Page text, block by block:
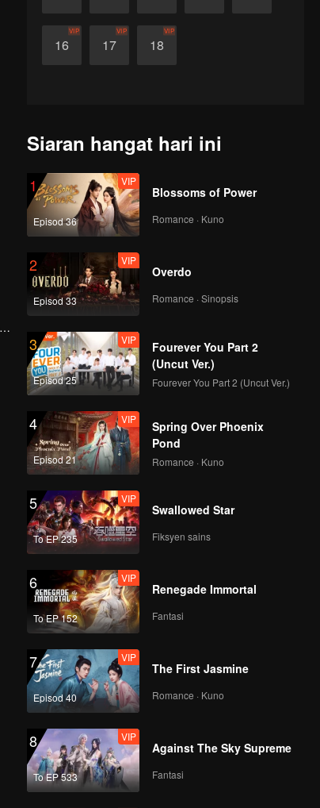
16
VIP
17
VIP
18
VIP
Siaran hangat hari ini
1
Episod 36
VIP
Blossoms of Power
Romance · Kuno
2
Episod 33
VIP
Overdo
Romance · Sinopsis
3
Episod 25
VIP
Fourever You Part 2
(Uncut Ver.)
Fourever You Part 2 (Uncut Ver.)
4
Episod 21
VIP
Spring Over Phoenix
Pond
Romance · Kuno
5
To EP 235
VIP
Swallowed Star
Fiksyen sains
6
To EP 152
VIP
Renegade Immortal
Fantasi
7
Episod 40
VIP
The First Jasmine
Romance · Kuno
8
To EP 533
VIP
Against The Sky Supreme
Fantasi